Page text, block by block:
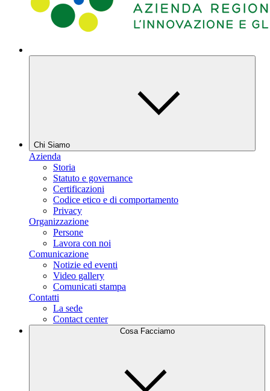
Chi Siamo
Azienda
Storia
Statuto e governance
Certificazioni
Codice etico e di comportamento
Privacy
Organizzazione
Persone
Lavora con noi
Comunicazione
Notizie ed eventi
Video gallery
Comunicati stampa
Contatti
La sede
Contact center
Cosa Facciamo